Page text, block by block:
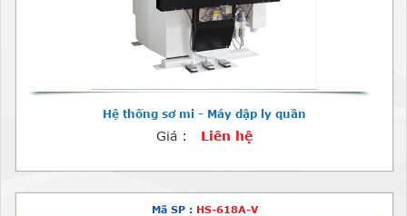
Hệ thống sơ mi - Máy dập ly quần
Giá : Liên hệ
Mã SP : HS-618A-V